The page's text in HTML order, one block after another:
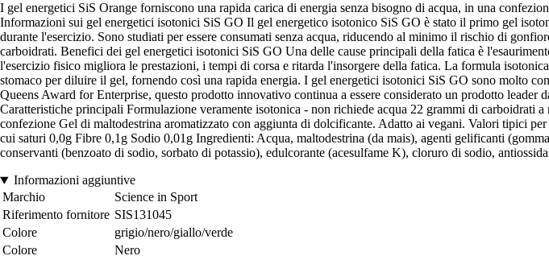
I gel energetici SiS Orange forniscono una rapida carica di energia senza bisogno di acqua, in una
Informazioni sui gel energetici isotonici SiS GO Il gel energetico isotonico SiS GO è stato il primo gel
durante l'esercizio. Sono studiati per essere consumati senza acqua, riducendo al minimo il rischio di
carboidrati. Benefici dei gel energetici isotonici SiS GO Una delle cause principali della fatica è
l'esercizio fisico migliora le prestazioni, i tempi di corsa e ritarda l'insorgere della fatica. La formula
stomaco per diluire il gel, fornendo così una rapida energia. I gel energetici isotonici SiS GO sono molto
Queens Award for Enterprise, questo prodotto innovativo continua a essere considerato un prodotto
Caratteristiche principali Formulazione veramente isotonica - non richiede acqua 22 grammi di carboidrati
confezione Gel di maltodestrina aromatizzato con aggiunta di dolcificante. Adatto ai vegani. Valori tipici
cui saturi 0,0g Fibre 0,1g Sodio 0,01g Ingredienti: Acqua, maltodestrina (da mais), agenti gelificanti
conservanti (benzoato di sodio, sorbato di potassio), edulcorante (acesulfame K), cloruro di sodio,
Informazioni aggiuntive
Marchio
Science in Sport
Riferimento fornitore SIS131045
Colore
grigio/nero/giallo/verde
Colore
Nero